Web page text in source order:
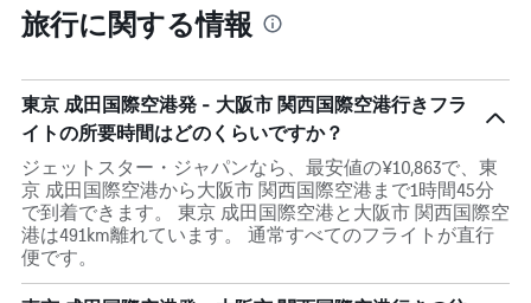
Range:
91
The
chart
has
1
Y
axis
displaying
values.
Range:
0
旅行に関する情報
東京 成田国際空港発 - 大阪市 関西国際空港行きフラ
イトの所要時間はどのくらいですか？
ジェットスター・ジャパンなら、最安値の¥10,863で、東
京 成田国際空港から大阪市 関西国際空港まで1時間45分
で到着できます。 東京 成田国際空港と大阪市 関西国際空
港は491km離れています。 通常すべてのフライトが直行
便です。